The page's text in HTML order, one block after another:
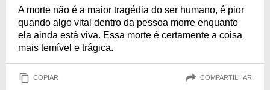
A morte não é a maior tragédia do ser humano, é pior
quando algo vital dentro da pessoa morre enquanto
ela ainda está viva. Essa morte é certamente a coisa
mais temível e trágica.
COPIAR COMPARTILHAR